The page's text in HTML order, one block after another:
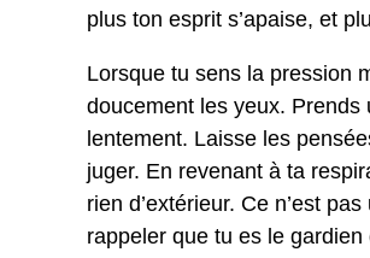
plus ton esprit s’apaise, et
Lorsque tu sens la pression
doucement les yeux. Prends
lentement. Laisse les
juger. En revenant à ta
rien d’extérieur. Ce n’est
rappeler que tu es le